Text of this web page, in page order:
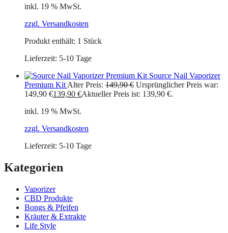
inkl. 19 % MwSt.
zzgl. Versandkosten
Produkt enthält: 1 Stück
Lieferzeit: 5-10 Tage
Source Nail Vaporizer
Premium Kit Alter Preis: 149,90€ Ursprünglicher Preis war:
149,90 €139,90 €Aktueller Preis ist: 139,90 €.
inkl. 19 % MwSt.
zzgl. Versandkosten
Lieferzeit: 5-10 Tage
Kategorien
Vaporizer
CBD Produkte
Bongs & Pfeifen
Kräuter & Extrakte
Life Style